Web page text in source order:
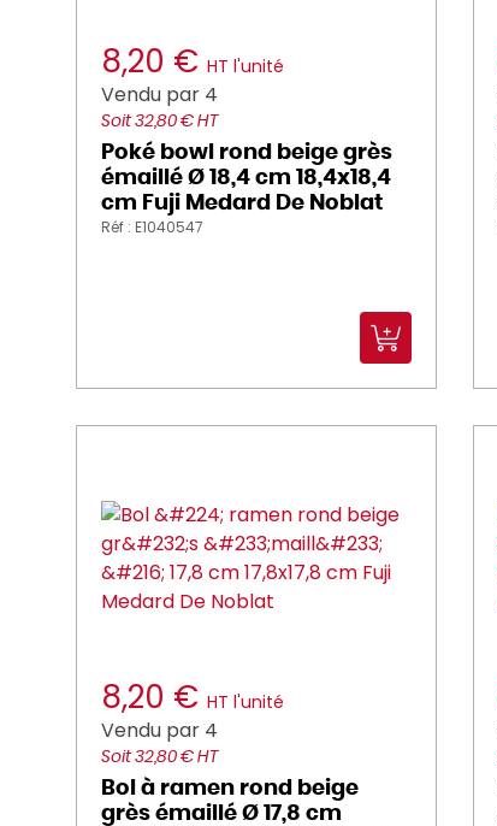
8,20 € HT l'unité
Vendu par 4
Soit 32,80 € HT
Poké bowl rond beige grès
émaillé Ø 18,4 cm 18,4x18,4
cm Fuji Medard De Noblat
Réf : E1040547
8,20 € HT l'unité
Vendu par 4
Soit 32,80 € HT
Bol à ramen rond beige
grès émaillé Ø 17,8 cm